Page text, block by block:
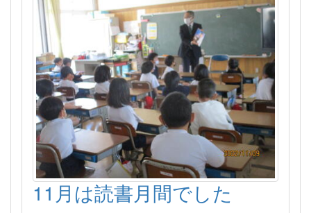
11月は読書月間でした